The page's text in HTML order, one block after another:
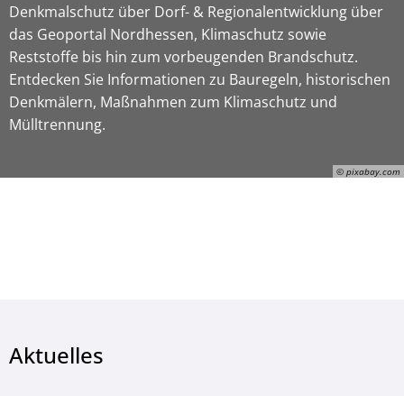
© pixabay.com
Denkmalschutz über Dorf- & Regionalentwicklung über
das Geoportal Nordhessen, Klimaschutz sowie
Reststoffe bis hin zum vorbeugenden Brandschutz.
Entdecken Sie Informationen zu Bauregeln, historischen
Denkmälern, Maßnahmen zum Klimaschutz und
Mülltrennung.
Aktuelles